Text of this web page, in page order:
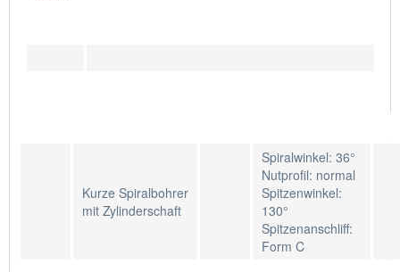
Kurze Spiralbohrer
mit Zylinderschaft
Spiralwinkel: 36°
Nutprofil: normal
Spitzenwinkel:
130°
Spitzenanschliff:
Form C